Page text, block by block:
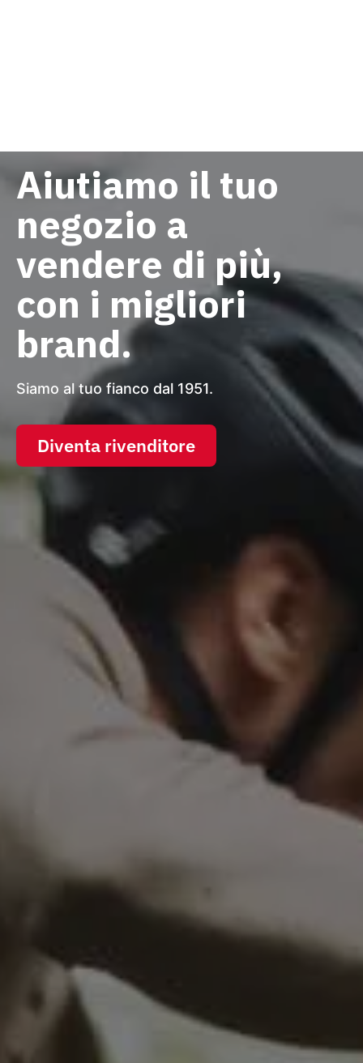
Aiutiamo il tuo
negozio a
vendere di più,
con i migliori
brand.
Siamo al tuo fianco dal 1951.
Diventa rivenditore